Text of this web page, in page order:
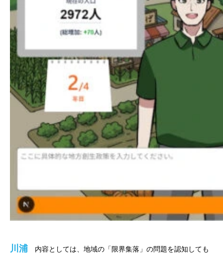
川浦 内容としては、地域の「限界集落」の問題を認知しても